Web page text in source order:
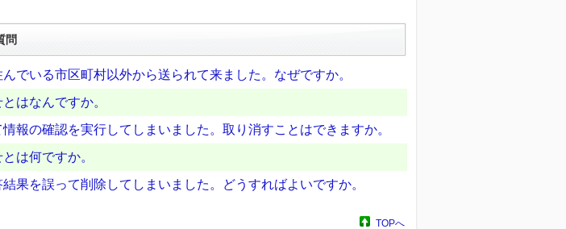
問
でいる市区町村以外から送られて来ました。なぜですか。
はなんですか。
報の確認を実行してしまいました。取り消すことはできますか。
は何ですか。
果を誤って削除してしまいました。どうすればよいですか。
TOPへ